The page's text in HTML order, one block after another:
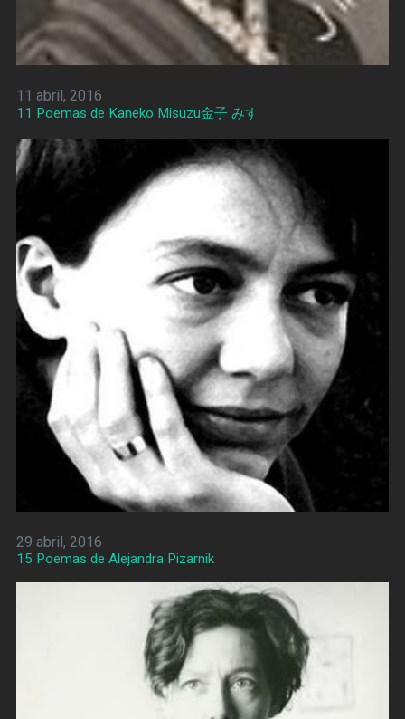
11 abril, 2016
11 Poemas de Kaneko Misuzu金子 みすゞ
29 abril, 2016
15 Poemas de Alejandra Pizarnik